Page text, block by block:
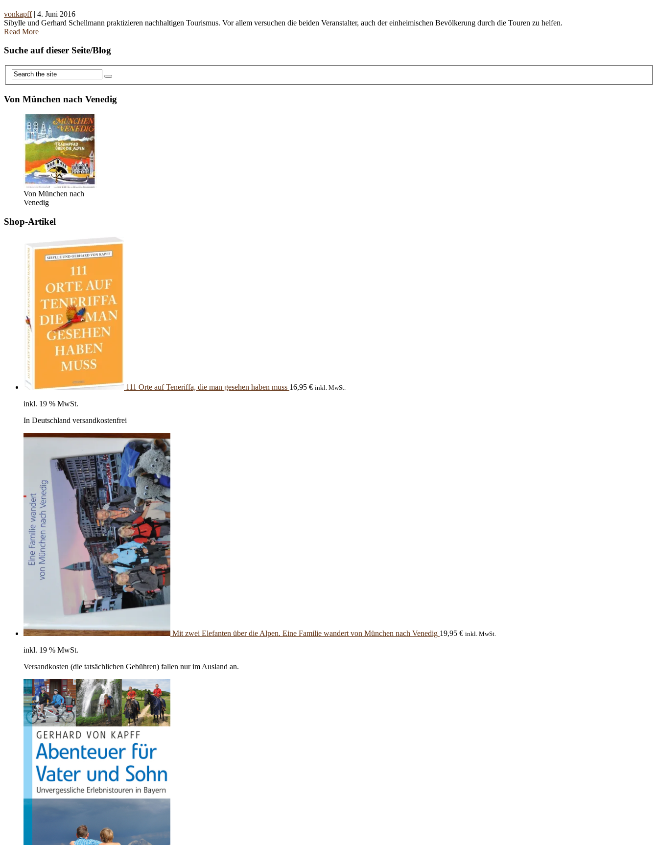
vonkapff| 4. Juni 2016
Sibylle und Gerhard Schellmann praktizieren nachhaltigen Tourismus. Vor allem versuchen die beiden Veranstalter, auch der einheimischen Bevölkerung durch die Touren zu helfen.
Read More
navigation
Suche auf dieser Seite/Blog
Von München nach Venedig
Von München nach
Venedig
Shop-Artikel
111 Orte auf Teneriffa, die man gesehen haben muss 16,95 € inkl. MwSt.
inkl. 19 % MwSt.
In Deutschland versandkostenfrei
Mit zwei Elefanten über die Alpen. Eine Familie wandert von München nach Venedig 19,95 € inkl. MwSt.
inkl. 19 % MwSt.
Versandkosten (die tatsächlichen Gebühren) fallen nur im Ausland an.